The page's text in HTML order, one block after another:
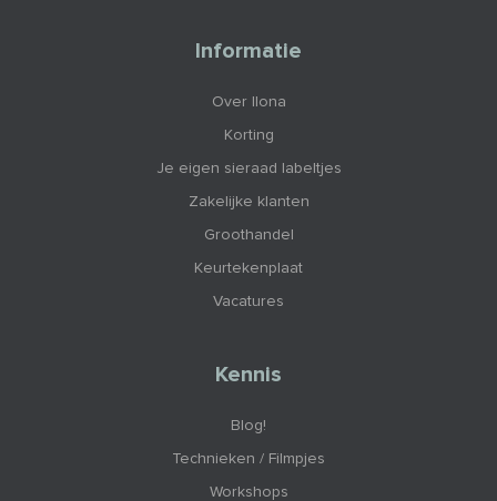
Informatie
Over Ilona
Korting
Je eigen sieraad labeltjes
Zakelijke klanten
Groothandel
Keurtekenplaat
Vacatures
Kennis
Blog!
Technieken / Filmpjes
Workshops